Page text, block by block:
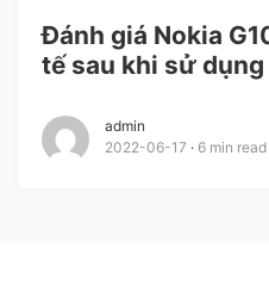
Đánh giá Nokia
tế sau khi sử dụng
admin
2022-06-17
6 min read